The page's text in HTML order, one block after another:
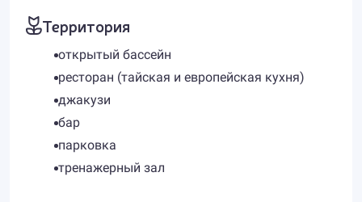
Территория
открытый бассейн
ресторан (тайская и европейская кухня)
джакузи
бар
парковка
тренажерный зал